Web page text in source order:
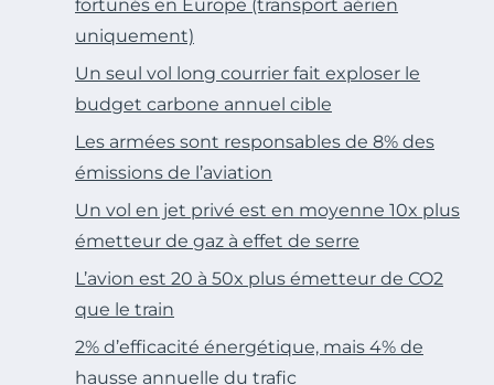
fortunés en Europe (transport aérien
uniquement)
Un seul vol long courrier fait exploser le
budget carbone annuel cible
Les armées sont responsables de 8% des
émissions de l’aviation
Un vol en jet privé est en moyenne 10x plus
émetteur de gaz à effet de serre
L’avion est 20 à 50x plus émetteur de CO2
que le train
2% d’efficacité énergétique, mais 4% de
hausse annuelle du trafic